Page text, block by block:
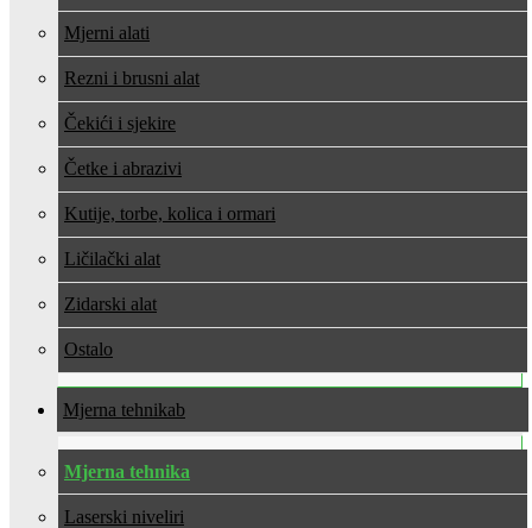
Mjerni alati
Rezni i brusni alat
Čekići i sjekire
Četke i abrazivi
Kutije, torbe, kolica i ormari
Ličilački alat
Zidarski alat
Ostalo
Mjerna tehnika
Mjerna tehnika
Laserski niveliri